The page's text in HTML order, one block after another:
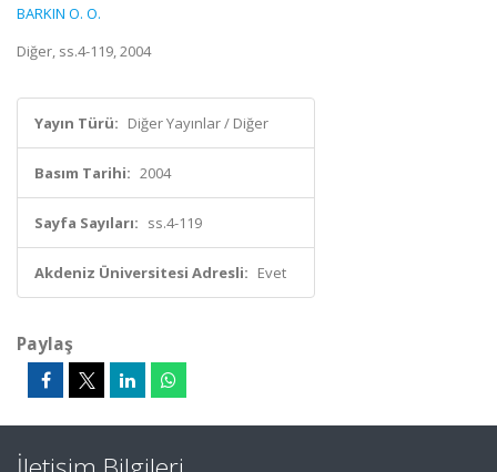
BARKIN O. O.
Diğer, ss.4-119, 2004
Yayın Türü: Diğer Yayınlar / Diğer
Basım Tarihi: 2004
Sayfa Sayıları: ss.4-119
Akdeniz Üniversitesi Adresli: Evet
Paylaş